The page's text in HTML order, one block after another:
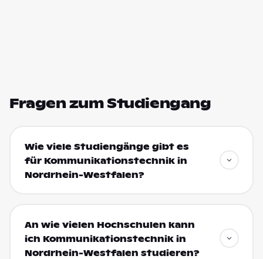
Fragen zum Studiengang
Wie viele Studiengänge gibt es
für Kommunikationstechnik in
Nordrhein-Westfalen?
An wie vielen Hochschulen kann
ich Kommunikationstechnik in
Nordrhein-Westfalen studieren?